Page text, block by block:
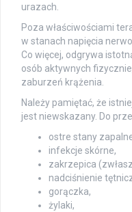
urazach.
Poza właściwościami
w stanach napięcia
Co więcej, odgrywa
osób aktywnych
zaburzeń krążenia.
Należy pamiętać, że
jest niewskazany. Do
ostre stany
infekcje skórne,
zakrzepica
nadciśnienie
gorączka,
żylaki,